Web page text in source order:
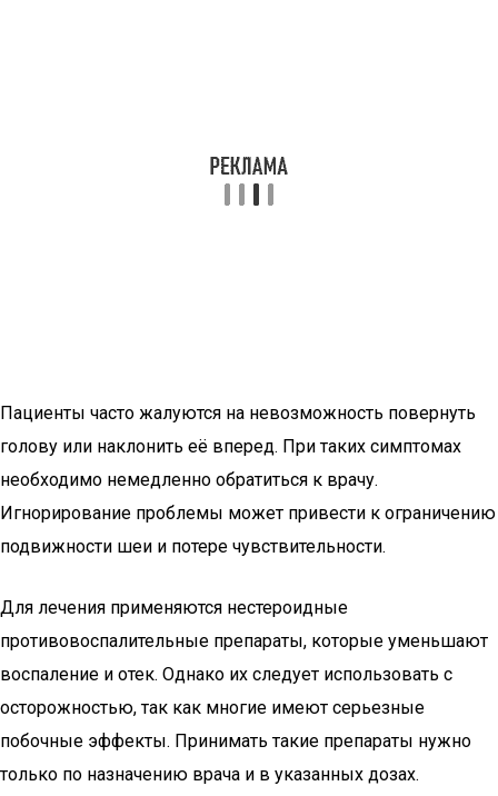
Пациенты часто жалуются на невозможность повернуть
голову или наклонить её вперед. При таких симптомах
необходимо немедленно обратиться к врачу.
Игнорирование проблемы может привести к ограничению
подвижности шеи и потере чувствительности.
Для лечения применяются нестероидные
противовоспалительные препараты, которые уменьшают
воспаление и отек. Однако их следует использовать с
осторожностью, так как многие имеют серьезные
побочные эффекты. Принимать такие препараты нужно
только по назначению врача и в указанных дозах.